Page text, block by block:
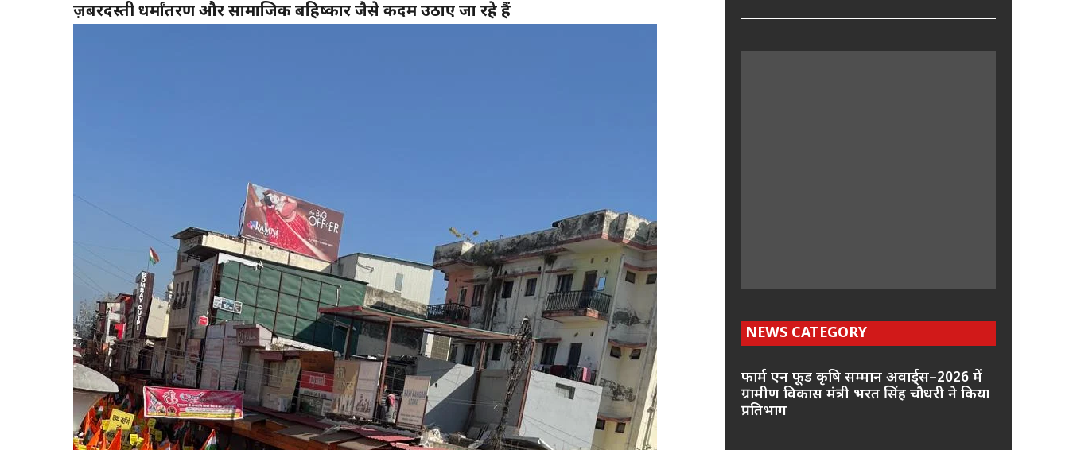
ज़बरदस्ती धर्मांतरण और सामाजिक बहिष्कार जैसे कदम उठाए जा रहे हैं
NEWS CATEGORY
फार्म एन फूड कृषि सम्मान अवार्ड्स–2026 में
ग्रामीण विकास मंत्री भरत सिंह चौधरी ने किया
प्रतिभाग